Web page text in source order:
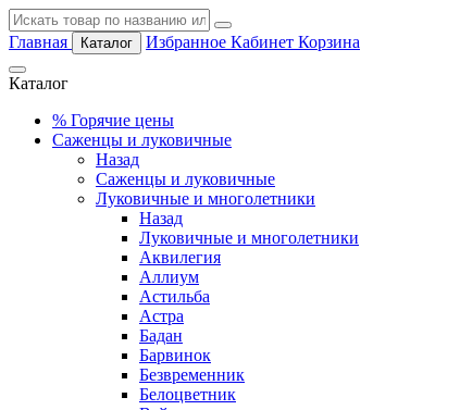
Главная Каталог Избранное Кабинет Корзина
Каталог
% Горячие цены
Саженцы и луковичные
Назад
Саженцы и луковичные
Луковичные и многолетники
Назад
Луковичные и многолетники
Аквилегия
Аллиум
Астильба
Астра
Бадан
Барвинок
Безвременник
Белоцветник